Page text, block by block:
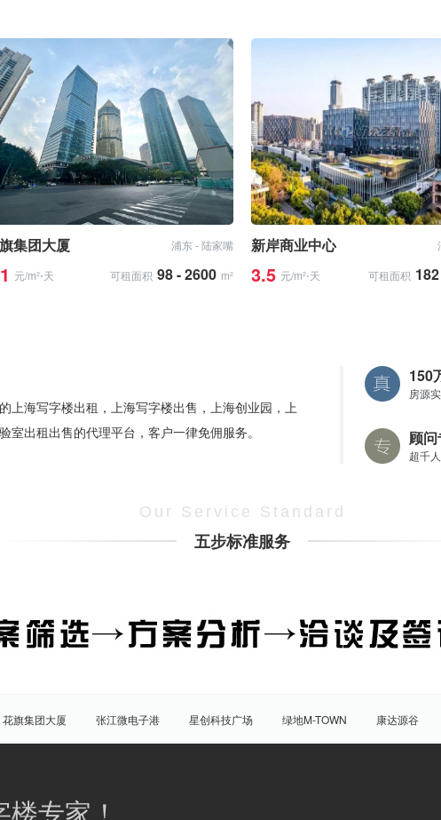
集团大厦 浦东 - 陆家嘴
元/m²⋅天 可租面积 98 - 2600 m²
新岸商业中心
3.5 元/m²⋅天 可租面积
上海写字楼出租，上海写字楼出售，上海创业园，上
室出租出售的代理平台，客户一律免佣服务。
150
房源
顾
超千
Our Service Standard
五步标准服务
花旗集团大厦 张江微电子港 星创科技广场 绿地M-TOWN
康达源谷
海趣园 盛大天地源创谷 豪威科技园（张江乐业天地） 张江海豚湾
原
静安 普陀
专家！